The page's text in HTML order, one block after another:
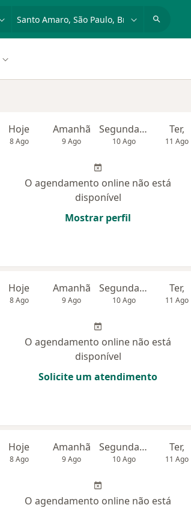
Hoje
8 Ago
Amanhã
9 Ago
Segunda-feira
10 Ago
Ter,
11 Ago
O agendamento online não está
disponível
Mostrar perfil
Hoje
8 Ago
Amanhã
9 Ago
Segunda-feira
10 Ago
Ter,
11 Ago
O agendamento online não está
disponível
Solicite um atendimento
Hoje
8 Ago
Amanhã
9 Ago
Segunda-feira
10 Ago
Ter,
11 Ago
O agendamento online não está